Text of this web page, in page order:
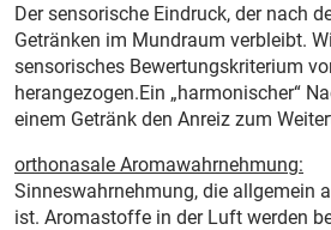
Der sensorische Eindruck, der nach
Getränken im Mundraum verbleibt.
sensorisches Bewertungskriterium
herangezogen.Ein „harmonischer“
einem Getränk den Anreiz zum
orthonasale Aromawahrnehmung:
Sinneswahrnehmung, die allgemein
ist. Aromastoffe in der Luft werden